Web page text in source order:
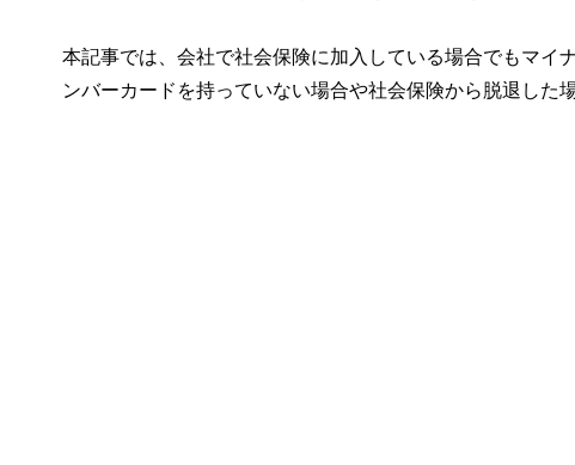
本記事では、会社で社会保険に加入している場合でもマイ
ンバーカードを持っていない場合や社会保険から脱退した